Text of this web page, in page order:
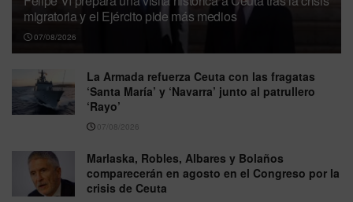
migratoria y el Ejército pide más medios
07/08/2026
La Armada refuerza Ceuta con las fragatas
‘Santa María’ y ‘Navarra’ junto al patrullero
‘Rayo’
07/08/2026
Marlaska, Robles, Albares y Bolaños
comparecerán en agosto en el Congreso por la
crisis de Ceuta